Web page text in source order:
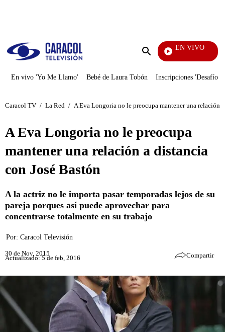
Enviar
EN VIVO
Vecinos
En vivo 'Yo Me Llamo' Bebé de Laura Tobón Inscripciones 'Desafío'
Caracol TV / La Red / A Eva Longoria no le preocupa mantener una relación
A Eva Longoria no le preocupa
mantener una relación a distancia
con José Bastón
A la actriz no le importa pasar temporadas lejos de su
pareja porques así puede aprovechar para
concentrarse totalmente en su trabajo
Por: Caracol Televisión
30 de Nov, 2015
Actualizado: 5 de feb, 2016 Compartir